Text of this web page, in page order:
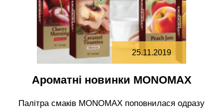
25.11.2019
Ароматні новинки MONOMAX
Палітра смаків MONOMAX поповнилася одразу